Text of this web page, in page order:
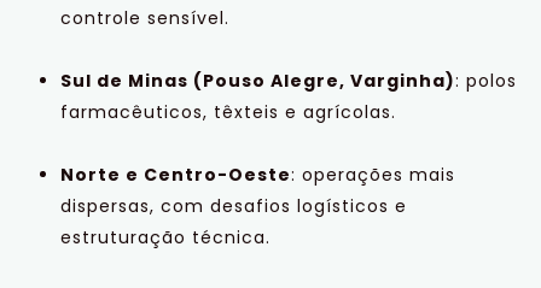
controle sensível.
Sul de Minas (Pouso Alegre, Varginha): polos
farmacêuticos, têxteis e agrícolas.
Norte e Centro-Oeste: operações mais
dispersas, com desafios logísticos e
estruturação técnica.